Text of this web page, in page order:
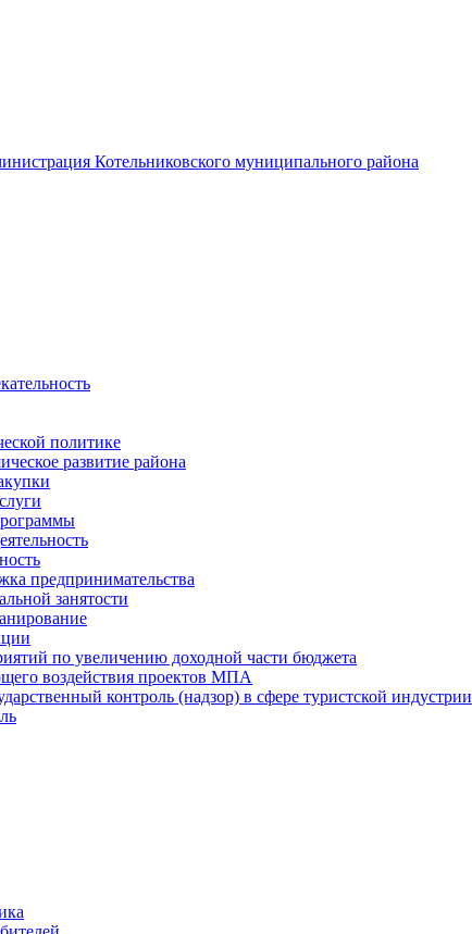
политике
развитие района
предпринимательства
занятости
по увеличению доходной части бюджета
воздействия проектов МПА
контроль (надзор) в сфере туристской индустрии